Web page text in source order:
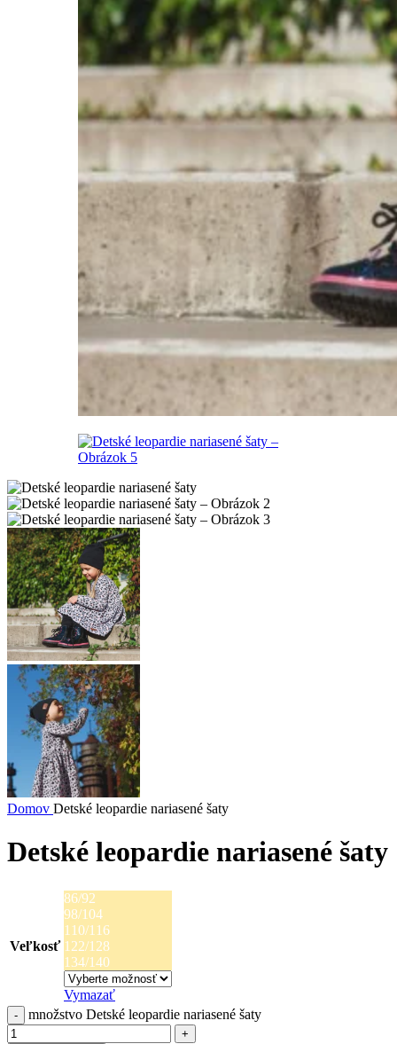
Domov Detské leopardie nariasené šaty
Detské leopardie nariasené šaty
Veľkosť
86/92
98/104
110/116
122/128
134/140
Vymazať
množstvo Detské leopardie nariasené šaty